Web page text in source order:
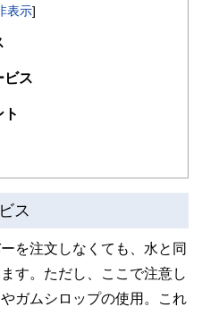
きるようわかりやすく発信していま
らし」に関する書籍・雑誌の編集経
案から記事掲載まですべての工程に
税金、相続、保険、ローンなどの話
いる点です。
筆体制を築くことで、内容のわかり
、読み応えのあるコンテンツと確か
表示]
ビス
ス
を注文しなくても、水と同
す。ただし、ここで注意し
ガムシロップの使用。これ